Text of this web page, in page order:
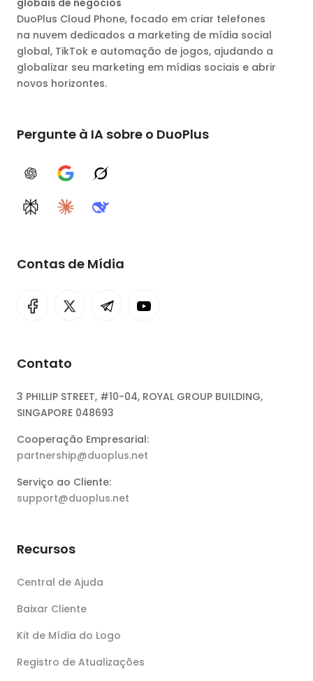
DuoPlus Cloud Phone, focado em criar telefones
na nuvem dedicados a marketing de mídia social
global, TikTok e automação de jogos, ajudando a
globalizar seu marketing em mídias sociais e abrir
novos horizontes.
Pergunte à IA sobre o DuoPlus
ChatGPTGoogle AIGrok
PerplexityClaudeDeepSeek
Contas de Mídia
Contato
3 PHILLIP STREET, #10-04, ROYAL GROUP BUILDING,
SINGAPORE 048693
Cooperação Empresarial:
partnership@duoplus.net
Serviço ao Cliente:
support@duoplus.net
Recursos
Central de Ajuda
Baixar Cliente
Kit de Mídia do Logo
Registro de Atualizações